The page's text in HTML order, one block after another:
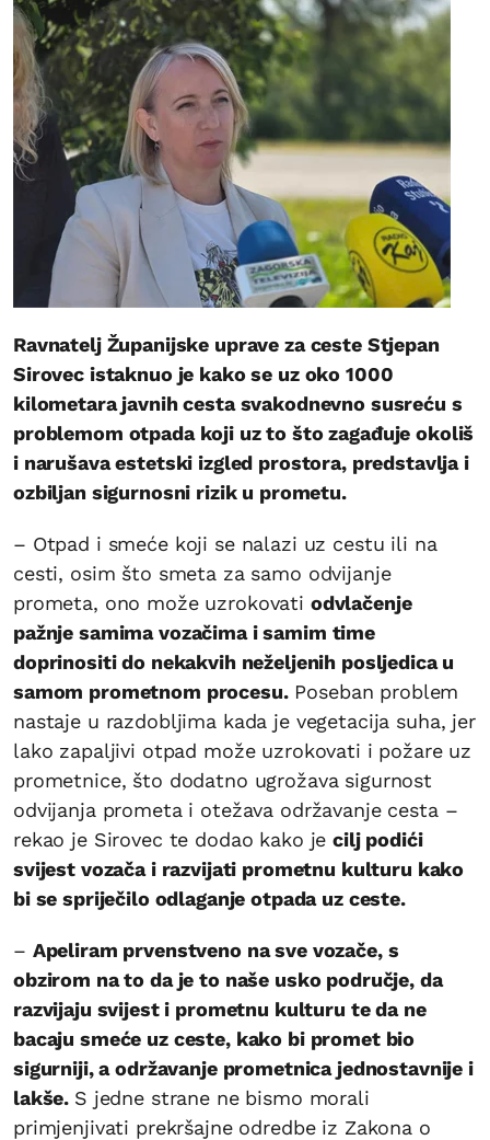
Ravnatelj Županijske uprave za ceste Stjepan
Sirovec istaknuo je kako se uz oko 1000
kilometara javnih cesta svakodnevno susreću s
problemom otpada koji uz to što zagađuje okoliš
i narušava estetski izgled prostora, predstavlja i
ozbiljan sigurnosni rizik u prometu.
– Otpad i smeće koji se nalazi uz cestu ili na
cesti, osim što smeta za samo odvijanje
prometa, ono može uzrokovati odvlačenje
pažnje samima vozačima i samim time
doprinositi do nekakvih neželjenih posljedica u
samom prometnom procesu.Poseban problem
nastaje u razdobljima kada je vegetacija suha, jer
lako zapaljivi otpad može uzrokovati i požare uz
prometnice, što dodatno ugrožava sigurnost
odvijanja prometa i otežava održavanje cesta –
rekao je Sirovec te dodao kako jecilj podići
svijest vozača i razvijati prometnu kulturu kako
bi se spriječilo odlaganje otpada uz ceste.
– Apeliram prvenstveno na sve vozače, s
obzirom na to da je to naše usko područje, da
razvijaju svijest i prometnu kulturu te da ne
bacaju smeće uz ceste, kako bi promet bio
sigurniji, a održavanje prometnica jednostavnije i
lakše. S jedne strane ne bismo morali
primjenjivati prekršajne odredbe iz Zakona o